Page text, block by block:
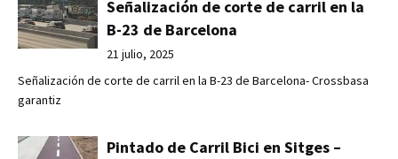
Señalización de corte de carril en la
B-23 de Barcelona
21 julio, 2025
Señalización de corte de carril en la B-23 de Barcelona- Crossbasa
garantiz
Pintado de Carril Bici en Sitges –